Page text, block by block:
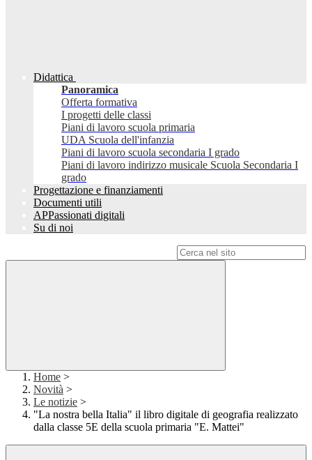
Didattica
Panoramica
Offerta formativa
I progetti delle classi
Piani di lavoro scuola primaria
UDA Scuola dell'infanzia
Piani di lavoro scuola secondaria I grado
Piani di lavoro indirizzo musicale Scuola Secondaria I
grado
Progettazione e finanziamenti
Documenti utili
APPassionati digitali
Su di noi
Home >
Novità >
Le notizie >
"La nostra bella Italia" il libro digitale di geografia realizzato
dalla classe 5E della scuola primaria "E. Mattei"